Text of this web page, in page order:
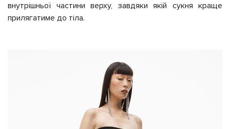
внутрішньої частини верху, завдяки якій сукня краще
прилягатиме до тіла.